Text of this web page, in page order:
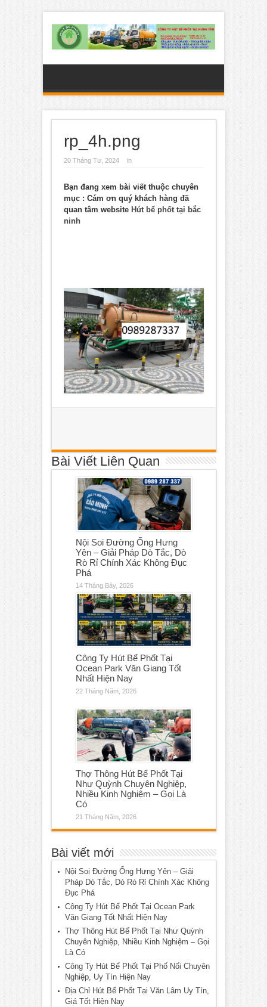
rp_4h.png
20 Tháng Tư, 2024 in
Bạn đang xem bài viết thuộc chuyên
mục : Cám ơn quý khách hàng đã
quan tâm website Hút bể phốt tại bắc
ninh
Bài Viết Liên Quan
Nội Soi Đường Ống Hưng
Yên – Giải Pháp Dò Tắc, Dò
Rò Rỉ Chính Xác Không Đục
Phá
14 Tháng Bảy, 2026
Công Ty Hút Bể Phốt Tại
Ocean Park Văn Giang Tốt
Nhất Hiện Nay
22 Tháng Năm, 2026
Thợ Thông Hút Bể Phốt Tại
Như Quỳnh Chuyên Nghiệp,
Nhiều Kinh Nghiệm – Gọi Là
Có
21 Tháng Năm, 2026
Bài viết mới
Nội Soi Đường Ống Hưng Yên – Giải
Pháp Dò Tắc, Dò Rò Rỉ Chính Xác Không
Đục Phá
Công Ty Hút Bể Phốt Tại Ocean Park
Văn Giang Tốt Nhất Hiện Nay
Thợ Thông Hút Bể Phốt Tại Như Quỳnh
Chuyên Nghiệp, Nhiều Kinh Nghiệm – Gọi
Là Có
Công Ty Hút Bể Phốt Tại Phố Nối Chuyên
Nghiệp, Uy Tín Hiện Nay
Địa Chỉ Hút Bể Phốt Tại Văn Lâm Uy Tín,
Giá Tốt Hiện Nay